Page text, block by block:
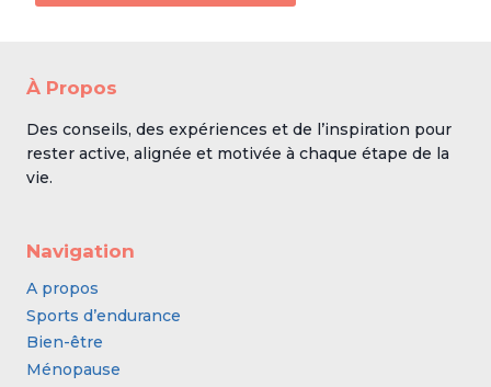
À Propos
Des conseils, des expériences et de l’inspiration pour
rester active, alignée et motivée à chaque étape de la
vie.
Navigation
A propos
Sports d’endurance
Bien-être
Ménopause